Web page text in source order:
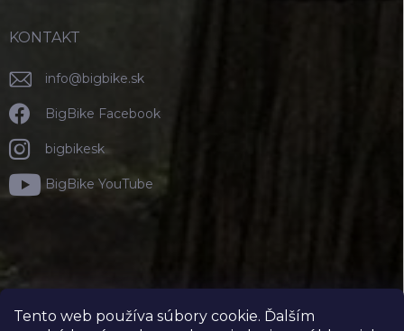
Tento web používa súbory cookie. Ďalším
KONTAKT
info@bigbike.sk
BigBike Facebook
bigbikesk
BigBike YouTube